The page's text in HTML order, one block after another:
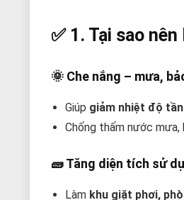
✅ 1. Tại sao
🌞 Che nắng – mưa,
Giúp giảm nhiệt độ
Chống thấm nước
🧱Tăng diện tích sử
Làm khu giặt phơi,